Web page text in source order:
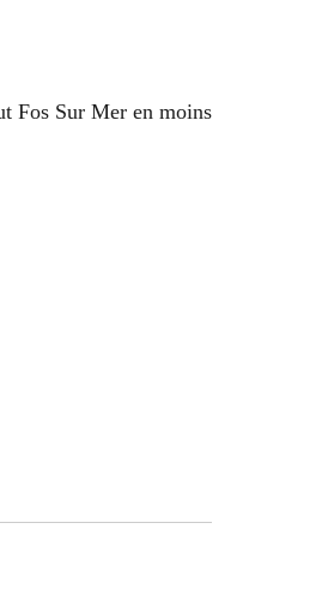
Fos Sur Mer en moins